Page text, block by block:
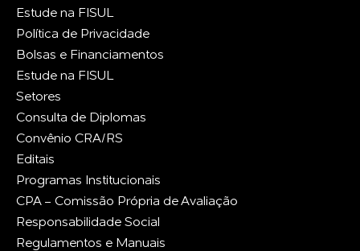
Estude na FISUL
Política de Privacidade
Bolsas e Financiamentos
Estude na FISUL
Setores
Consulta de Diplomas
Convênio CRA/RS
Editais
Programas Institucionais
CPA - Comissão Própria de Avaliação
Responsabilidade Social
Regulamentos e Manuais